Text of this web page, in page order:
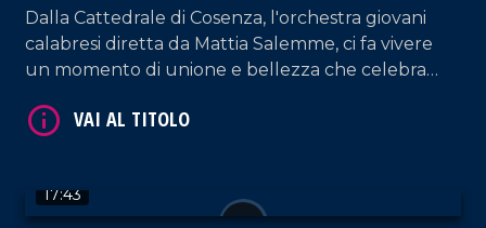
Dalla Cattedrale di Cosenza, l'orchestra giovani
calabresi diretta da Mattia Salemme, ci fa vivere
un momento di unione e bellezza che celebra
17:43
VAI AL TITOLO